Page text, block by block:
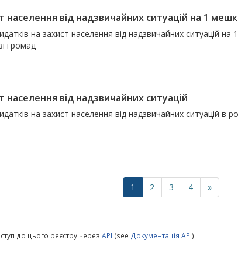
населення від надзвичайних ситуацій на 1
на захист населення від надзвичайних ситуацій
громад
населення від надзвичайних ситуацій
на захист населення від надзвичайних ситуацій в
1 2 3 4 »
до цього реєстру через API (see Документація API).